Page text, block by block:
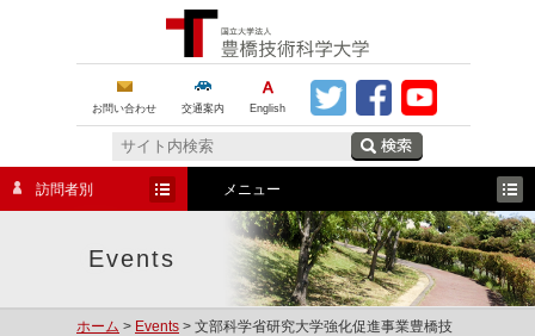
お問い合わせ 交通案内 English
訪問者別 メニュー
Events
ホーム > Events > 文部科学省研究大学強化促進事業豊橋技